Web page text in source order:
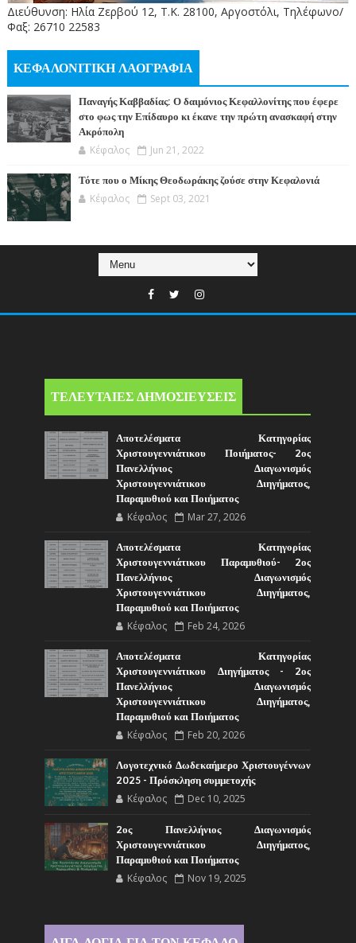
Διεύθυνση: Ηλία Ζερβού 12, Τ.Κ. 28100, Αργοστόλι, Τηλέφωνο/
Φαξ: 26710 22583
ΚΕΦΑΛΟΝΙΤΙΚΗ ΛΑΟΓΡΑΦΙΑ
Παναγής Καββαδίας: Ο δαιμόνιος Κεφαλλονίτης που έφερε
στο φως την Επίδαυρο κι έκανε την πρώτη ανασκαφή στην
Ακρόπολη
Κέφαλος Jun 21, 2022
Τότε που ο Μίκης Θεοδωράκης ζούσε στην Κεφαλονιά
Κέφαλος Sept 03, 2021
ΤΕΛΕΥΤΑΙΕΣ ΔΗΜΟΣΙΕΥΣΕΙΣ
Αποτελέσματα Κατηγορίας
Χριστουγεννιάτικου Ποιήματος- 2ος
Πανελλήνιος Διαγωνισμός
Χριστουγεννιάτικου Διηγήματος,
Παραμυθιού και Ποιήματος
Κέφαλος Mar 27, 2026
Αποτελέσματα Κατηγορίας
Χριστουγεννιάτικου Παραμυθιού- 2ος
Πανελλήνιος Διαγωνισμός
Χριστουγεννιάτικου Διηγήματος,
Παραμυθιού και Ποιήματος
Κέφαλος Feb 24, 2026
Αποτελέσματα Κατηγορίας
Χριστουγεννιάτικου Διηγήματος - 2ος
Πανελλήνιος Διαγωνισμός
Χριστουγεννιάτικου Διηγήματος,
Παραμυθιού και Ποιήματος
Κέφαλος Feb 20, 2026
Λογοτεχνικό Δωδεκαήμερο Χριστουγέννων
2025 - Πρόσκληση συμμετοχής
Κέφαλος Dec 10, 2025
2ος Πανελλήνιος Διαγωνισμός
Χριστουγεννιάτικου Διηγήματος,
Παραμυθιού και Ποιήματος
Κέφαλος Nov 19, 2025